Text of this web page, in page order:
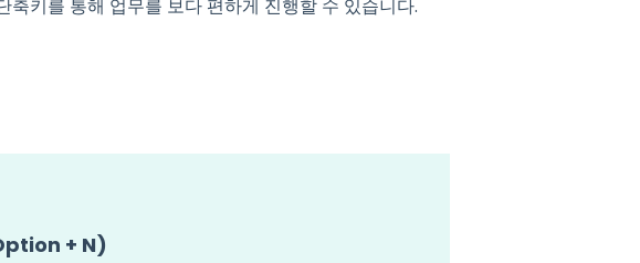
키를 통해 업무를 보다 편하게 진행할 수 있습니다.
+ N)